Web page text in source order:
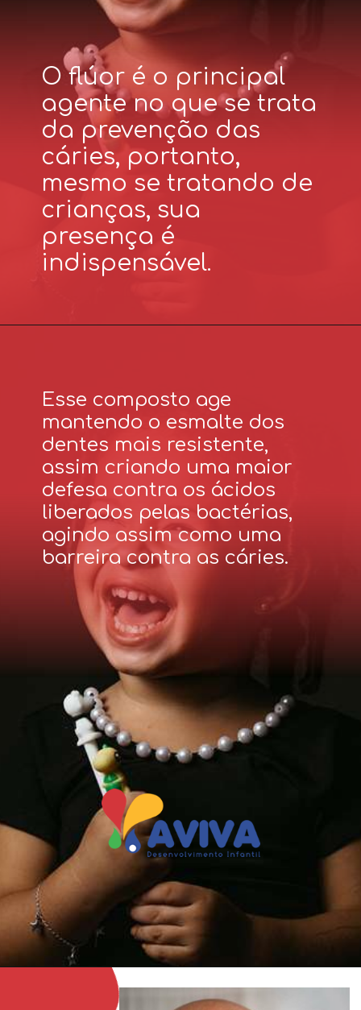
O flúor é o principal
agente no que se trata
da prevenção das
cáries, portanto,
mesmo se tratando de
crianças, sua
presença é
indispensável.
Esse composto age
mantendo o esmalte dos
dentes mais resistente,
assim criando uma maior
defesa contra os ácidos
liberados pelas bactérias,
agindo assim como uma
barreira contra as cáries.